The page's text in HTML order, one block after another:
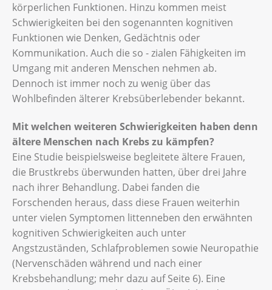
körperlichen Funktionen. Hinzu kommen meist
Schwierigkeiten bei den sogenannten kognitiven
Funktionen wie Denken, Gedächtnis oder
Kommunikation. Auch die so - zialen Fähigkeiten im
Umgang mit anderen Menschen nehmen ab.
Dennoch ist immer noch zu wenig über das
Wohlbefinden älterer Krebsüberlebender bekannt.
Mit welchen weiteren Schwierigkeiten haben denn
ältere Menschen nach Krebs zu kämpfen?
Eine Studie beispielsweise begleitete ältere Frauen,
die Brustkrebs überwunden hatten, über drei Jahre
nach ihrer Behandlung. Dabei fanden die
Forschenden heraus, dass diese Frauen weiterhin
unter vielen Symptomen littenneben den erwähnten
kognitiven Schwierigkeiten auch unter
Angstzuständen, Schlafproblemen sowie Neuropathie
(Nervenschäden während und nach einer
Krebsbehandlung; mehr dazu auf Seite 6). Eine